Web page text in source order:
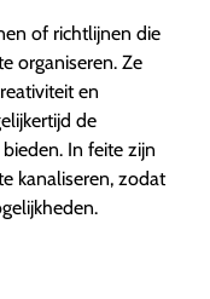
of richtlijnen die
organiseren. Ze
en
de
In feite zijn
kanaliseren, zodat